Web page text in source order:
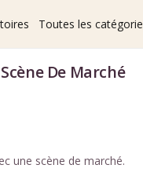
Toutes les
De Marché
une scène de marché.